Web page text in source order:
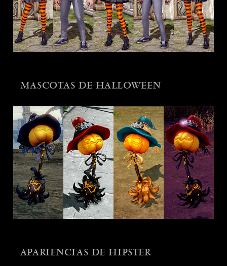
MASCOTAS DE HALLOWEEN
APARIENCIAS DE HIPSTER